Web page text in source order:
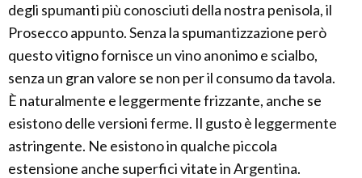
degli spumanti più conosciuti della nostra penisola, il
Prosecco appunto. Senza la spumantizzazione però
questo vitigno fornisce un vino anonimo e scialbo,
senza un gran valore se non per il consumo da tavola.
È naturalmente e leggermente frizzante, anche se
esistono delle versioni ferme. Il gusto è leggermente
astringente. Ne esistono in qualche piccola
estensione anche superfici vitate in Argentina.